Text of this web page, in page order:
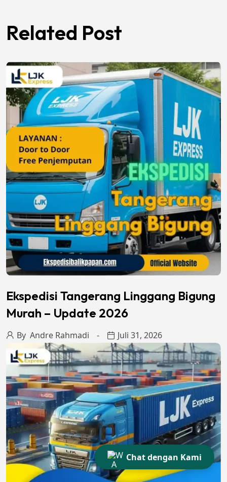
Related Post
Ekspedisi Tangerang Linggang Bigung
Murah – Update 2026
By Andre Rahmadi Juli 31, 2026
Chat dengan Kami